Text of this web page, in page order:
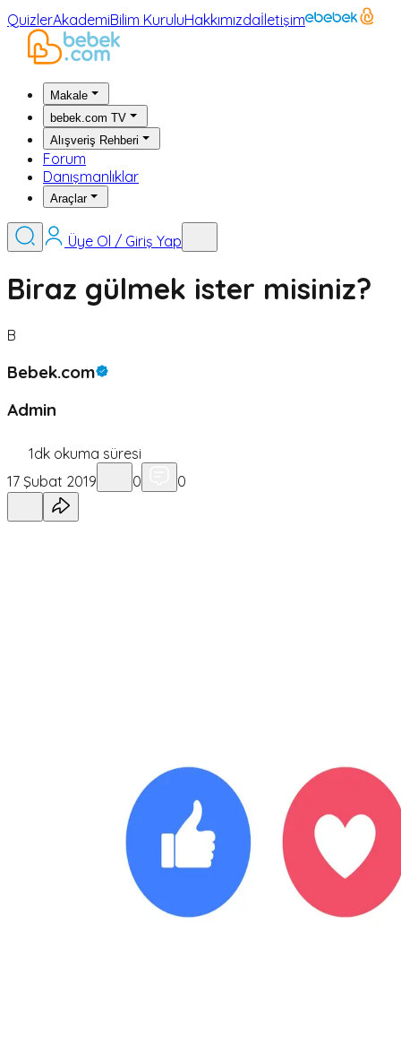
QuizlerAkademiBilim KuruluHakkımızdaİletişim
Makale
bebek.com TV
Alışveriş Rehberi
Forum
Danışmanlıklar
Araçlar
Üye Ol / Giriş Yap
Biraz gülmek ister misiniz?
B
Bebek.com
Admin
1dk okuma süresi
17 Şubat 2019
0 0